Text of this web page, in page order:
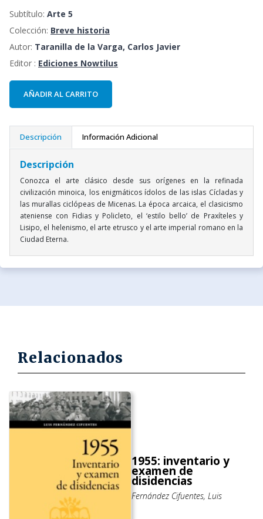
Subtítulo: Arte 5
Colección: Breve historia
Autor: Taranilla de la Varga, Carlos Javier
Editor : Ediciones Nowtilus
AÑADIR AL CARRITO
Descripción Información Adicional
Descripción
Conozca el arte clásico desde sus orígenes en la refinada
civilización minoica, los enigmáticos ídolos de las islas Cícladas y
las murallas ciclópeas de Micenas. La época arcaica, el clasicismo
ateniense con Fidias y Policleto, el ‘estilo bello’ de Praxíteles y
Lisipo, el helenismo, el arte etrusco y el arte imperial romano en la
Ciudad Eterna.
Relacionados
1955: inventario y
examen de
disidencias
Fernández Cifuentes, Luis